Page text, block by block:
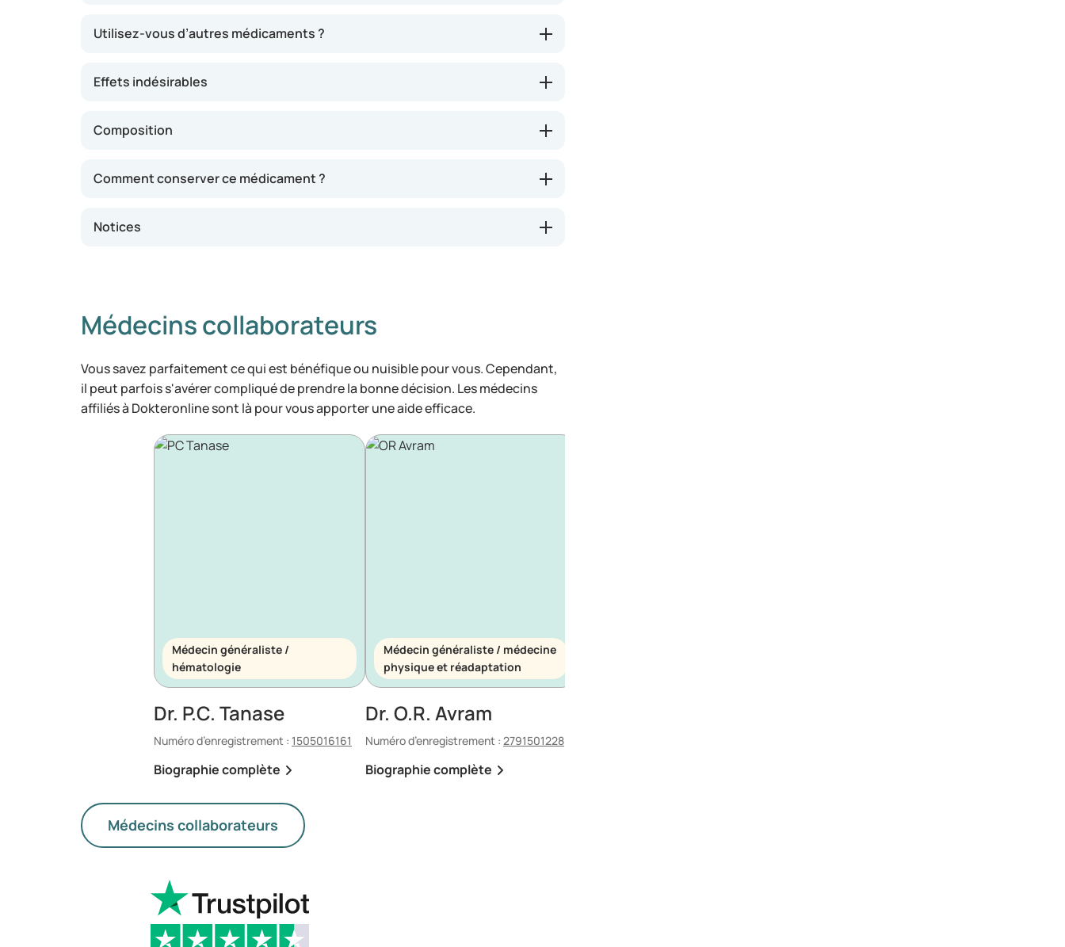
Utilisez-vous d’autres médicaments ?
Effets indésirables
Composition
Comment conserver ce médicament ?
Notices
Médecins collaborateurs
Vous savez parfaitement ce qui est bénéfique ou nuisible pour vous. Cependant,
il peut parfois s'avérer compliqué de prendre la bonne décision. Les médecins
affiliés à Dokteronline sont là pour vous apporter une aide efficace.
Médecin généraliste /
hématologie
Dr. P.C. Tanase
Numéro d’enregistrement : 1505016161
Biographie complète
Médecin généraliste / médecine
physique et réadaptation
Dr. O.R. Avram
Numéro d’enregistrement : 2791501228
Biographie complète
Médecins collaborateurs